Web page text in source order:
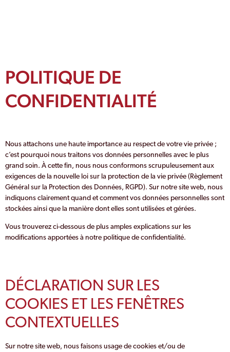
POLITIQUE DE
CONFIDENTIALITÉ
Nous attachons une haute importance au respect de votre vie privée ;
c’est pourquoi nous traitons vos données personnelles avec le plus
grand soin. À cette fin, nous nous conformons scrupuleusement aux
exigences de la nouvelle loi sur la protection de la vie privée (Règlement
Général sur la Protection des Données, RGPD). Sur notre site web, nous
indiquons clairement quand et comment vos données personnelles sont
stockées ainsi que la manière dont elles sont utilisées et gérées.
Vous trouverez ci-dessous de plus amples explications sur les
modifications apportées à notre politique de confidentialité.
DÉCLARATION SUR LES
COOKIES ET LES FENÊTRES
CONTEXTUELLES
Sur notre site web, nous faisons usage de cookies et/ou de